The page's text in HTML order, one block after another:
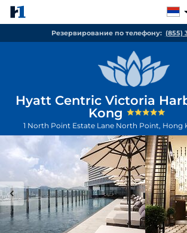
Резервирование по телефону: (855)
Hyatt Centric Victoria
Kong
1 North Point Estate Lane North Point, Hong